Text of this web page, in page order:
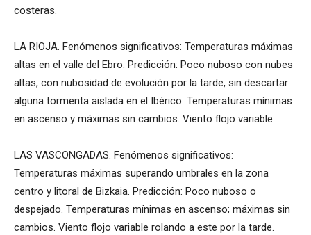
costeras.
LA RIOJA. Fenómenos significativos: Temperaturas máximas
altas en el valle del Ebro. Predicción: Poco nuboso con nubes
altas, con nubosidad de evolución por la tarde, sin descartar
alguna tormenta aislada en el Ibérico. Temperaturas mínimas
en ascenso y máximas sin cambios. Viento flojo variable.
LAS VASCONGADAS. Fenómenos significativos:
Temperaturas máximas superando umbrales en la zona
centro y litoral de Bizkaia. Predicción: Poco nuboso o
despejado. Temperaturas mínimas en ascenso; máximas sin
cambios. Viento flojo variable rolando a este por la tarde.